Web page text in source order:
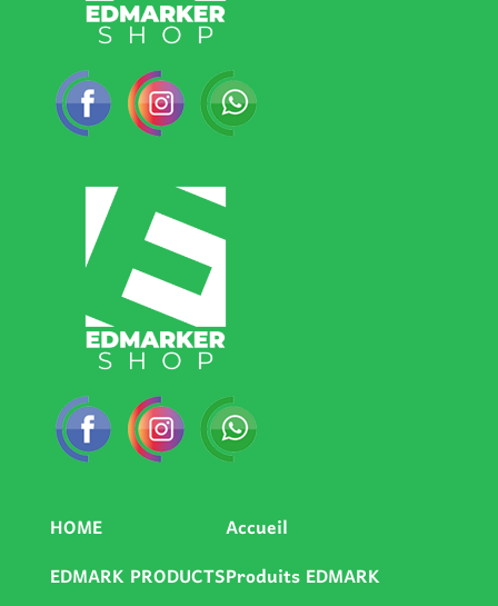
HOME
EDMARK PRODUCTS
Accueil
Produits EDMARK